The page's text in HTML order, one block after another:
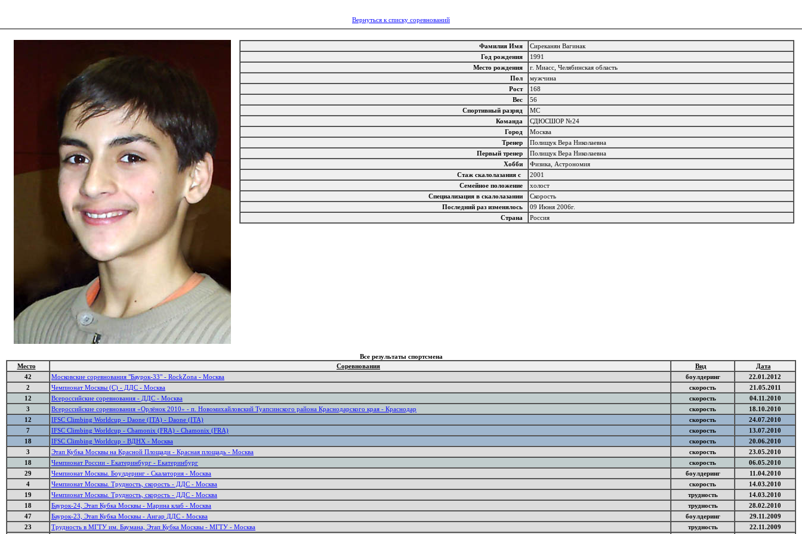
Вернуться к списку соревнований
Фамилия Имя
Сиреканян Вагинак
Год рождения
1991
Место рождения
г. Миасс, Челябинская область
Пол
мужчина
Рост
168
Вес
56
Спортивный разряд
МС
Команда
СДЮСШОР №24
Город
Москва
Тренер
Полищук Вера Николаевна
Первый тренер
Полищук Вера Николаевна
Хобби
Физика, Астрономия
Стаж скалолазания с
2001
Семейное положение
холост
Специализация в скалолазании
Скорость
Последний раз изменялось
09 Июня 2006г.
Страна
Россия
Все результаты спортсмена
Место
Соревнования Вид
Дата
42
Московские соревнования "Баурок-33" - RockZona - Москва боулдеринг
22.01.2012
2
Чемпионат Москвы (С) - ДДС - Москва скорость
21.05.2011
12
Всероссийские соревнования - ДДС - Москва скорость
04.11.2010
3
Всероссийские соревнования «Орлёнок 2010» - п. Новомихайловский Туапсинского района Краснодарского края - Краснодар скорость
18.10.2010
12
IFSC Climbing Worldcup - Daone (ITA) - Daone (ITA) скорость
24.07.2010
7
IFSC Climbing Worldcup - Chamonix (FRA) - Chamonix (FRA) скорость
13.07.2010
18
IFSC Climbing Worldcup - ВДНХ - Москва скорость
20.06.2010
3
Этап Кубка Москвы на Красной Площади - Красная площадь - Москва скорость
23.05.2010
18
Чемпионат России - Екатеринбург - Екатеринбург скорость
06.05.2010
29
Чемпионат Москвы. Боулдеринг - Скалатория - Москва боулдеринг
11.04.2010
4
Чемпионат Москвы. Трудность, скорость - ДДС - Москва скорость
14.03.2010
19
Чемпионат Москвы. Трудность, скорость - ДДС - Москва трудность
14.03.2010
18
Баурок-24, Этап Кубка Москвы - Марина клаб - Москва трудность
28.02.2010
47
Баурок-23, Этап Кубка Москвы - Ангар ДДС - Москва боулдеринг
29.11.2009
23
Трудность в МГТУ им. Баумана, Этап Кубка Москвы - МГТУ - Москва трудность 22.11.2009